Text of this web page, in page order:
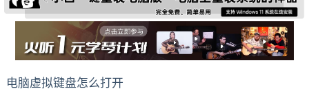
电脑虚拟键盘怎么打开